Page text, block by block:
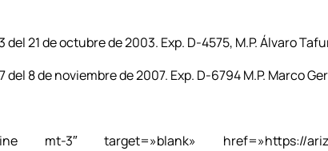
21 de octubre de 2003. Exp. D-4575, M.P. Álvaro
8 de noviembre de 2007. Exp. D-6794 M.P. Marco
mt-3″ target=»blank» href=»https://